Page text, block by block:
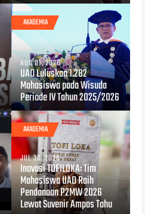
AKADEMIA
AUG 01, 2026
UAD Luluskan 1.282
Mahasiswa pada Wisuda
Periode IV Tahun 2025/2026
AKADEMIA
JUL 30, 2026
Inovasi TOFILOKA: Tim
Mahasiswa UAD Raih
Pendanaan P2MW 2026
Lewat Suvenir Ampas Tahu